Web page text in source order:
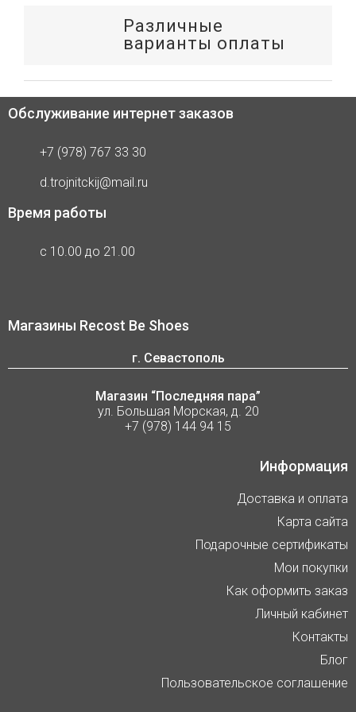
Различные
варианты оплаты
Обслуживание интернет заказов
+7 (978) 767 33 30
d.trojnitckij@mail.ru
Время работы
с 10.00 до 21.00
Магазины Recost Be Shoes
г. Севастополь
Магазин “Последняя пара”
ул. Большая Морская, д. 20
+7 (978) 144 94 15
Информация
Доставка и оплата
Карта сайта
Подарочные сертификаты
Мои покупки
Как оформить заказ
Личный кабинет
Контакты
Блог
Пользовательское соглашение